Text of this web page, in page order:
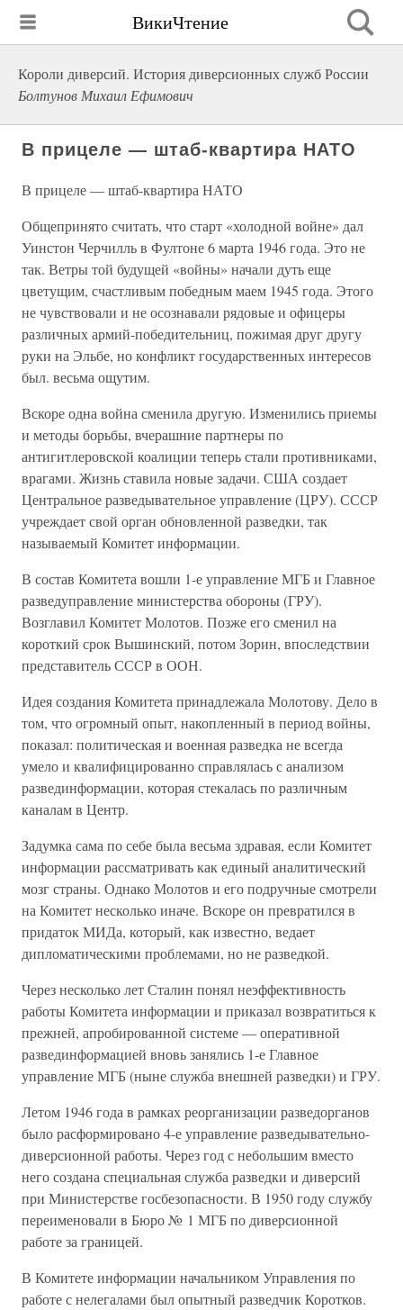
ВикиЧтение
Короли диверсий. История диверсионных служб России
Болтунов Михаил Ефимович
В прицеле — штаб-квартира НАТО
В прицеле — штаб-квартира НАТО
Общепринято считать, что старт «холодной войне» дал
Уинстон Черчилль в Фултоне 6 марта 1946 года. Это не
так. Ветры той будущей «войны» начали дуть еще
цветущим, счастливым победным маем 1945 года. Этого
не чувствовали и не осознавали рядовые и офицеры
различных армий-победительниц, пожимая друг другу
руки на Эльбе, но конфликт государственных интересов
был. весьма ощутим.
Вскоре одна война сменила другую. Изменились приемы
и методы борьбы, вчерашние партнеры по
антигитлеровской коалиции теперь стали противниками,
врагами. Жизнь ставила новые задачи. США создает
Центральное разведывательное управление (ЦРУ). СССР
учреждает свой орган обновленной разведки, так
называемый Комитет информации.
В состав Комитета вошли 1-е управление МГБ и Главное
разведуправление министерства обороны (ГРУ).
Возглавил Комитет Молотов. Позже его сменил на
короткий срок Вышинский, потом Зорин, впоследствии
представитель СССР в ООН.
Идея создания Комитета принадлежала Молотову. Дело в
том, что огромный опыт, накопленный в период войны,
показал: политическая и военная разведка не всегда
умело и квалифицированно справлялась с анализом
развединформации, которая стекалась по различным
каналам в Центр.
Задумка сама по себе была весьма здравая, если Комитет
информации рассматривать как единый аналитический
мозг страны. Однако Молотов и его подручные смотрели
на Комитет несколько иначе. Вскоре он превратился в
придаток МИДа, который, как известно, ведает
дипломатическими проблемами, но не разведкой.
Через несколько лет Сталин понял неэффективность
работы Комитета информации и приказал возвратиться к
прежней, апробированной системе — оперативной
развединформацией вновь занялись 1-е Главное
управление МГБ (ныне служба внешней разведки) и ГРУ.
Летом 1946 года в рамках реорганизации разведорганов
было расформировано 4-е управление разведывательно-
диверсионной работы. Через год с небольшим вместо
него создана специальная служба разведки и диверсий
при Министерстве госбезопасности. В 1950 году службу
переименовали в Бюро № 1 МГБ по диверсионной
работе за границей.
В Комитете информации начальником Управления по
работе с нелегалами был опытный разведчик Коротков.